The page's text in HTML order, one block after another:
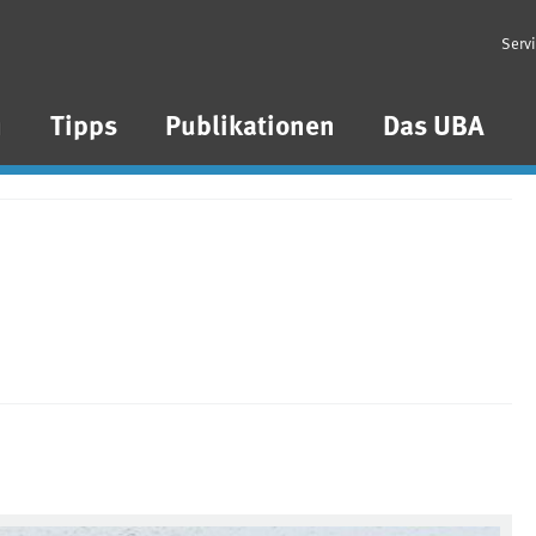
Tipps Publikationen Das UBA